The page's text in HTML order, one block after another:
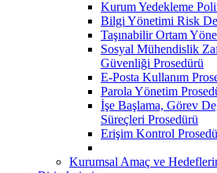
Kurum Yedekleme
Bilgi Yönetimi Risk
Taşınabilir Ortam
Sosyal Mühendislik
Güvenliği Prosedürü
E-Posta Kullanım
Parola Yönetim
İşe Başlama, Görev
Süreçleri Prosedürü
Erişim Kontrol
Kurumsal Amaç ve